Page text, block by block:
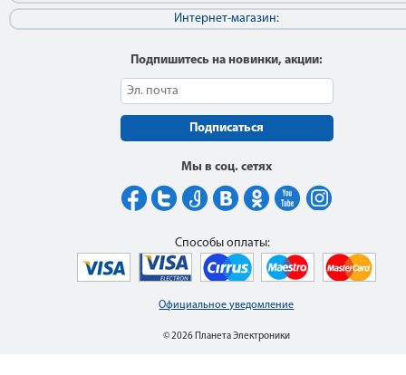
Интернет-магазин:
Подпишитесь на новинки, акции:
Подписаться
Мы в соц. сетях
Официальное уведомление
© 2026 Планета Электроники
Способы оплаты: